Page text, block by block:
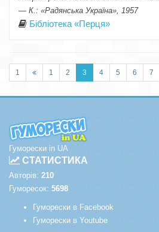
— К.: «Радянська Україна», 1957
Бібліотека «Перця»
1 1 2 3 4 5 6 7
Гуморески in UA
СТАТИСТИКА
Авторів: 210
Гуморесок: 5698
Гуморески в Facebook
Гуморески в Youtube